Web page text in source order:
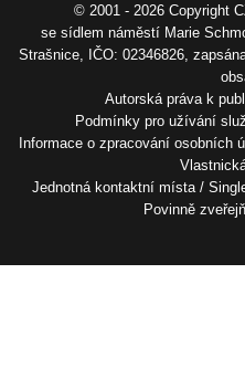
© 2001 - 2026 Copyright
se sídlem náměstí Marie
Strašnice, IČO: 02346826,
Autorská práva k
Podmínky pro užívání
Informace o zpracování osobních
Jednotná kontaktní místa /
Povinně